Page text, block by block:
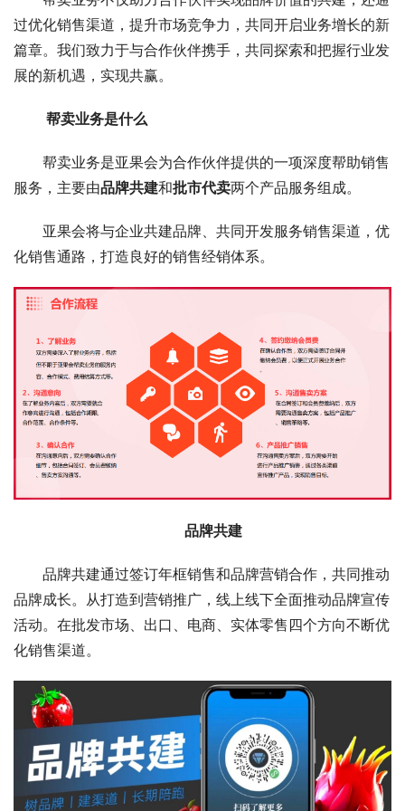
过优化销售渠道，提升市场竞争力，共同开启业务增长的新
篇章。我们致力于与合作伙伴携手，共同探索和把握行业发
展的新机遇，实现共赢。
帮卖业务是什么
帮卖业务是亚果会为合作伙伴提供的一项深度帮助销售
服务，主要由品牌共建和批市代卖两个产品服务组成。
亚果会将与企业共建品牌、共同开发服务销售渠道，优
化销售通路，打造良好的销售经销体系。
品牌共建
品牌共建通过签订年框销售和品牌营销合作，共同推动
品牌成长。从打造到营销推广，线上线下全面推动品牌宣传
活动。在批发市场、出口、电商、实体零售四个方向不断优
化销售渠道。